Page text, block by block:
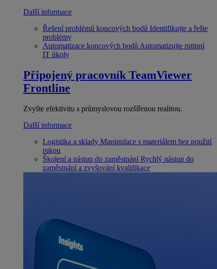
Další informace
Řešení problémů koncových bodů Identifikujte a řešte
problémy
Automatizace koncových bodů Automatizujte rutinní
IT úkoly
Připojený pracovník TeamViewer
Frontline
Zvyšte efektivitu s průmyslovou rozšířenou realitou.
Další informace
Logistika a sklady Manipulace s materiálem bez použití
rukou
Školení a nástup do zaměstnání Rychlý nástup do
zaměstnání a zvyšování kvalifikace